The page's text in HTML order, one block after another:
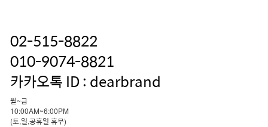
02-515-8822
010-9074-8821
카카오톡 ID : dearbrand
월~금
10:00AM~6:00PM
(토,일,공휴일 휴무)